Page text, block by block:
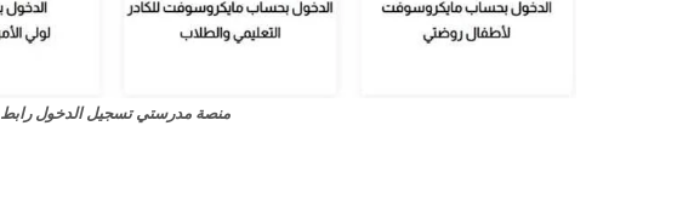
منصة مدرستي تسجيل الدخول رابط